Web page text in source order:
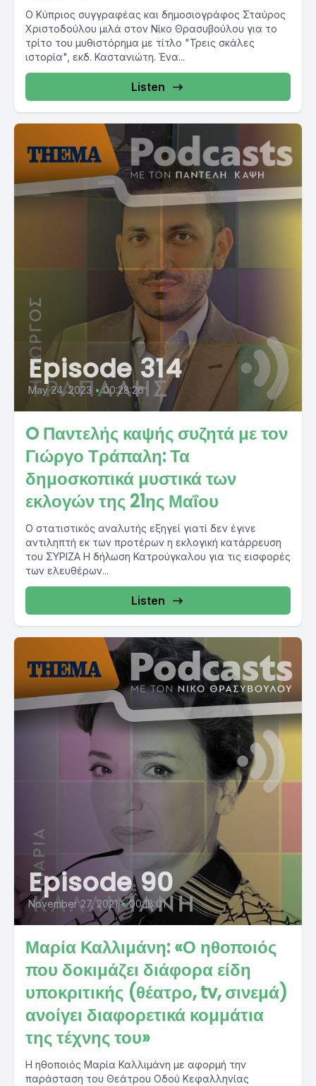
Ο Κύπριος συγγραφέας και δημοσιογράφος Σταύρος
Χριστοδούλου μιλά στον Νίκο Θρασυβούλου για το
τρίτο του μυθιστόρημα με τίτλο "Τρεις σκάλες
ιστορία", εκδ. Καστανιώτη. Ένα...
Listen
Episode 314
May 24, 2023 • 00:28:26
O Παντελής καψής συζητά με τον
Γιώργο Τράπαλη: Τα
δημοσκοπικά μυστικά των
εκλογών της 21ης Μαΐου
Ο στατιστικός αναλυτής εξηγεί γιατί δεν έγινε
αντιληπτή εκ των προτέρων η εκλογική κατάρρευση
του ΣΥΡΙΖΑ Η δήλωση Κατρούγκαλου για τις εισφορές
των ελευθέρων...
Listen
Episode 90
November 27, 2021 • 00:18:01
Μαρία Καλλιμάνη: «Ο ηθοποιός
που δοκιμάζει διάφορα είδη
υποκριτικής (θέατρο, tv, σινεμά)
ανοίγει διαφορετικά κομμάτια
της τέχνης του»
Η ηθοποιός Μαρία Καλλιμάνη με αφορμή την
παράσταση του Θεάτρου Οδού Κεφαλληνίας